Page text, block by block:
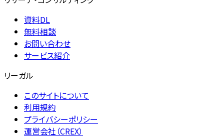
資料DL
無料相談
お問い合わせ
サービス紹介
リーガル
このサイトについて
利用規約
プライバシーポリシー
運営会社（CREX）